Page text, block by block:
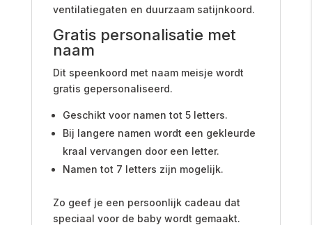
ventilatiegaten en duurzaam satijnkoord.
Gratis personalisatie met
naam
Dit speenkoord met naam meisje wordt
gratis gepersonaliseerd.
Geschikt voor namen tot 5 letters.
Bij langere namen wordt een gekleurde
kraal vervangen door een letter.
Namen tot 7 letters zijn mogelijk.
Zo geef je een persoonlijk cadeau dat
speciaal voor de baby wordt gemaakt.